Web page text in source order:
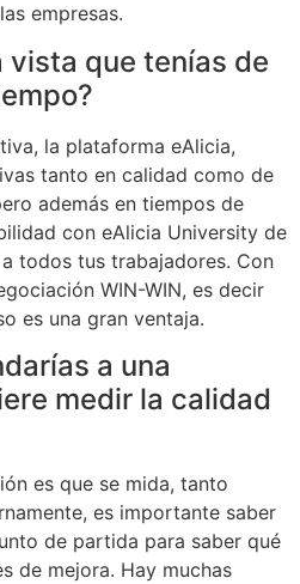
empresas.
vista que tenías de
la plataforma eAlicia,
tanto en calidad como de
además en tiempos de
con eAlicia University de
todos tus trabajadores. Con
WIN-WIN, es decir
es una gran ventaja.
a una
medir la calidad
es que se mida, tanto
es importante saber
de partida para saber qué
de mejora. Hay muchas